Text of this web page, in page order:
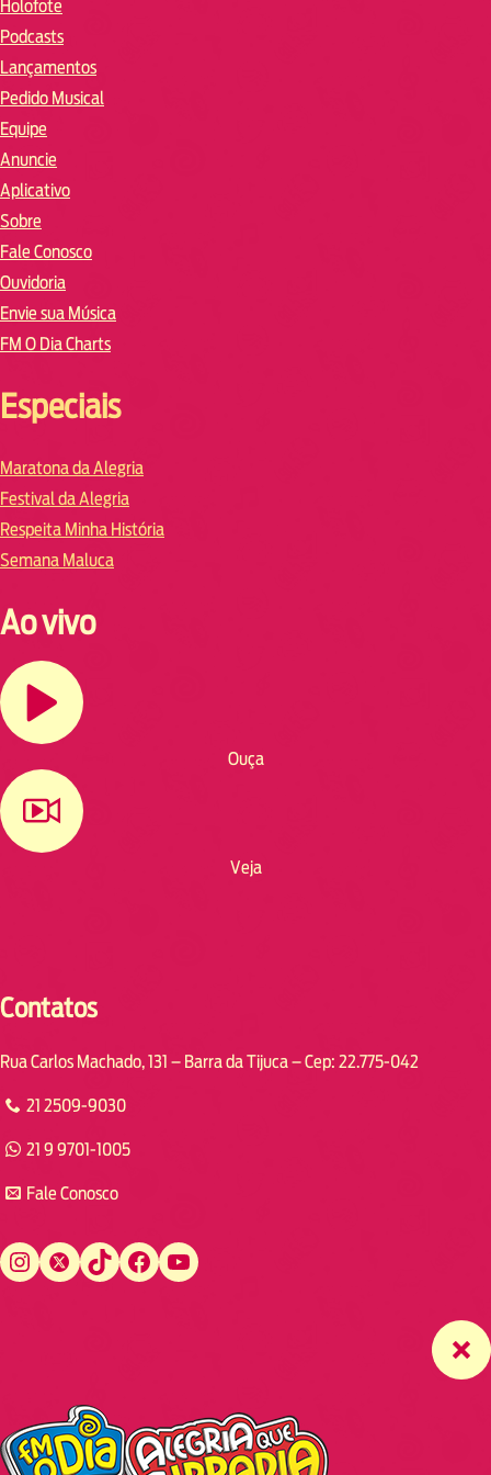
Holofote
Podcasts
Lançamentos
Pedido Musical
Equipe
Anuncie
Aplicativo
Sobre
Fale Conosco
Ouvidoria
Envie sua Música
FM O Dia Charts
Especiais
Maratona da Alegria
Festival da Alegria
Respeita Minha História
Semana Maluca
Ao vivo
Ouça
Veja
Contatos
Rua Carlos Machado, 131 – Barra da Tijuca – Cep: 22.775-042
21 2509-9030
21 9 9701-1005
Fale Conosco
Instagram Twitter TikTok Facebook YouTube